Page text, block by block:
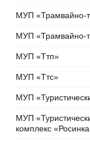
МУП «Трамвайно-
МУП «Трамвайно-
МУП «Ттп»
МУП «Ттс»
МУП
МУП
комплекс